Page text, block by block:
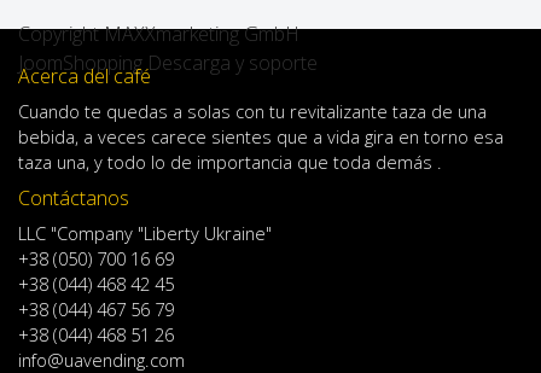
Copyright MAXXmarketing GmbH
JoomShopping Descarga y soporte
Acerca del café
Cuando te quedas a solas con tu revitalizante taza de una
bebida, a veces carece sientes que a vida gira en torno esa
taza una, y todo lo de importancia que toda demás .
Contáctanos
LLC "Company "Liberty Ukraine"
+38 (050) 700 16 69
+38 (044) 468 42 45
+38 (044) 467 56 79
+38 (044) 468 51 26
info@uavending.com